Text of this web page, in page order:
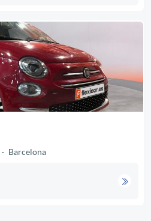
Barcelona